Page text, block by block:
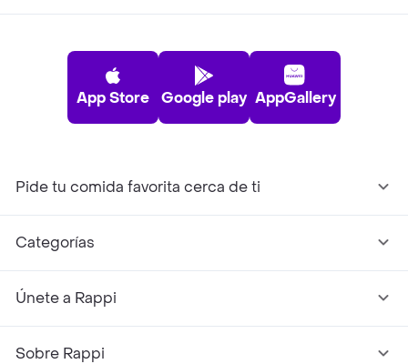
App Store Google play AppGallery
Pide tu comida favorita cerca de ti
Categorías
Únete a Rappi
Sobre Rappi